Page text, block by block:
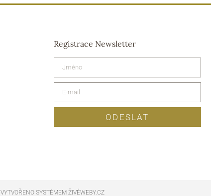
Registrace Newsletter
ODESLAT
VYTVOŘENO SYSTÉMEM ŽIVÉWEBY.CZ